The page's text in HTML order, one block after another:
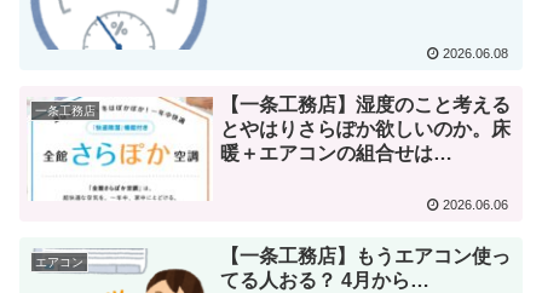
2026.06.08
一条工務店
【一条工務店】湿度のこと考える
とやはりさらぽか欲しいのか。床
暖＋エアコンの組合せは…
2026.06.06
エアコン
【一条工務店】もうエアコン使っ
てる人おる？ 4月から…